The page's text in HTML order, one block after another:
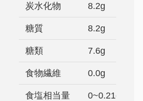
炭水化物 8.2g
糖質 8.2g
糖類 7.6g
食物繊維 0.0g
食塩相当量 0~0.21g